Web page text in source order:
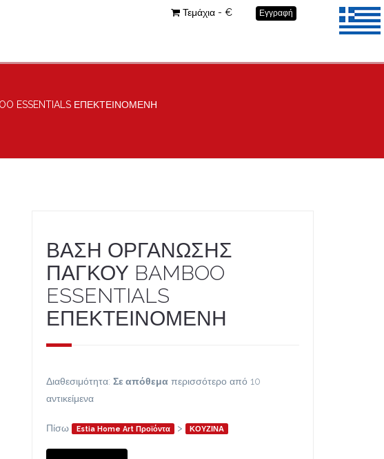
Εγγραφή
Τεμάχια - €
ESSENTIALS ΕΠΕΚΤΕΙΝΟΜΕΝΗ
ΒΑΣΗ ΟΡΓΑΝΩΣΗΣ
ΠΑΓΚΟΥ BAMBOO
ESSENTIALS
ΕΠΕΚΤΕΙΝΟΜΕΝΗ
Διαθεσιμότητα:Σε απόθεμα περισσότερο από 10
αντικείμενα
Πίσω Estia Home Art Προϊόντα > ΚΟΥΖΙΝΑ